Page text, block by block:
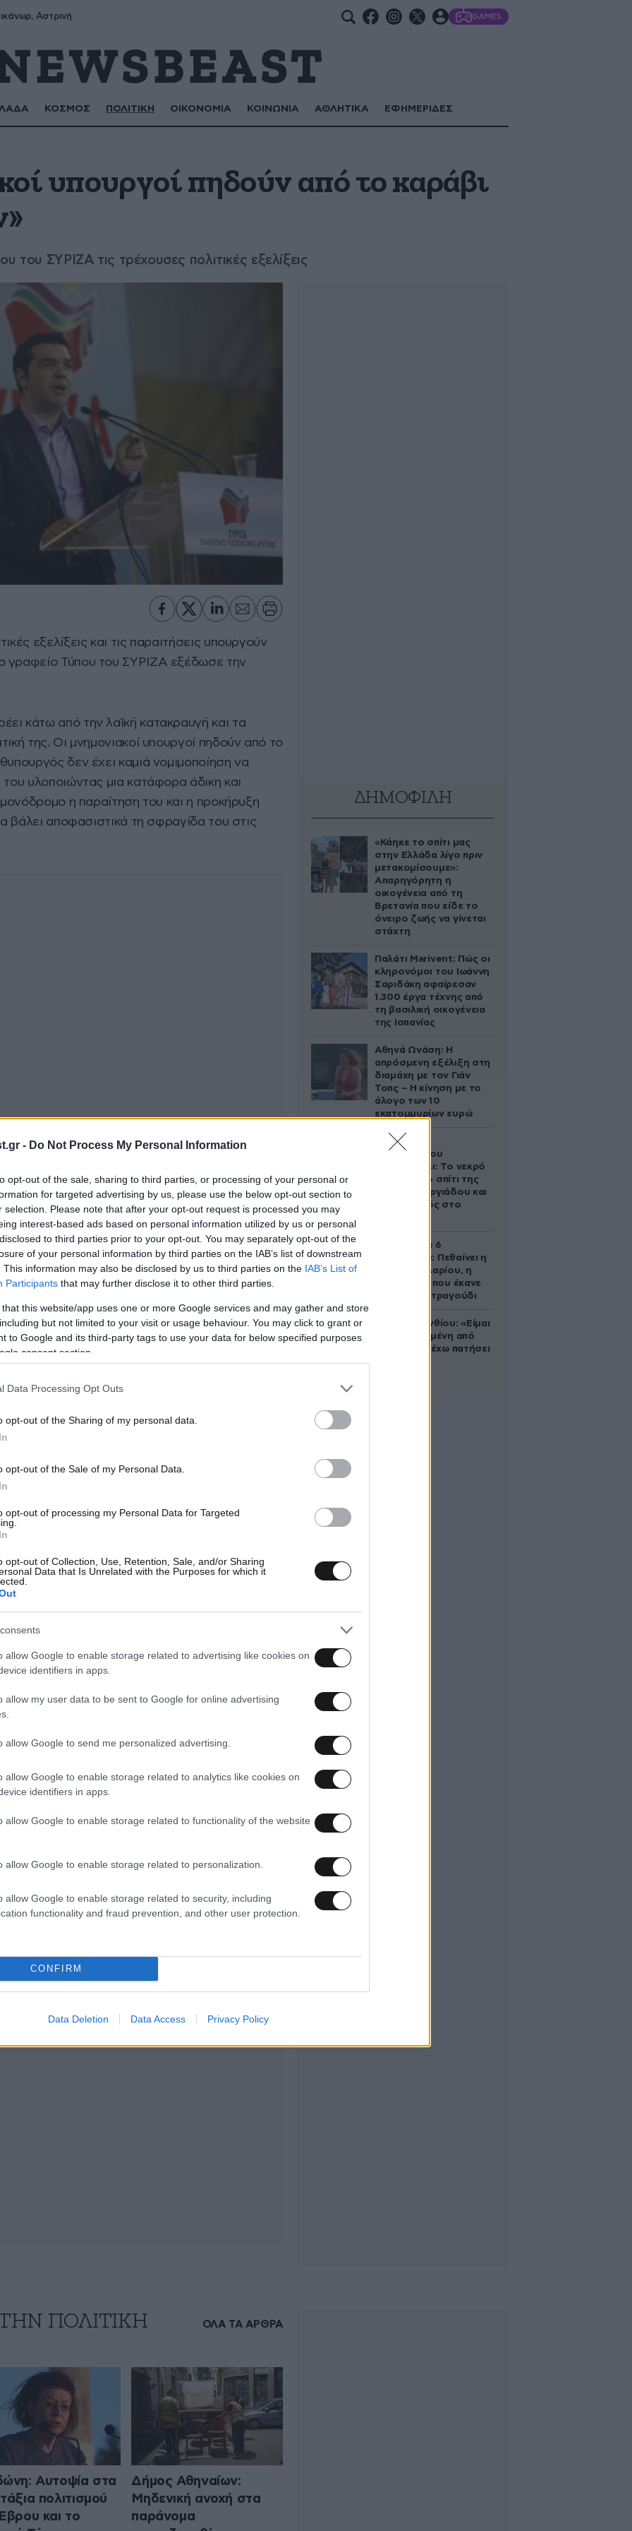
- Do Not Process My Personal Information
opt-out of the sale, sharing to third parties, or processing of your personal or
for targeted advertising by us, please use the below opt-out section to
selection. Please note that after your opt-out request is processed you may
interest-based ads based on personal information utilized by us or personal
to third parties prior to your opt-out. You may separately opt-out of the
of your personal information by third parties on the IAB’s list of downstream
This information may also be disclosed by us to third parties on the IAB’s List of
Participants that may further disclose it to other third parties.
that this website/app uses one or more Google services and may gather and store
but not limited to your visit or usage behaviour. You may click to grant or
to Google and its third-party tags to use your data for below specified purposes
consent section.
Data Processing Opt Outs
opt-out of the Sharing of my personal data.
opt-out of the Sale of my Personal Data.
opt-out of processing my Personal Data for Targeted
opt-out of Collection, Use, Retention, Sale, and/or Sharing
Data that Is Unrelated with the Purposes for which it
allow Google to enable storage related to advertising like cookies on
identifiers in apps.
allow my user data to be sent to Google for online advertising
allow Google to send me personalized advertising.
allow Google to enable storage related to analytics like cookies on
identifiers in apps.
allow Google to enable storage related to functionality of the website
allow Google to enable storage related to personalization.
allow Google to enable storage related to security, including
functionality and fraud prevention, and other user protection.
CONFIRM
Data Deletion Data Access Privacy Policy
Αστρινή GAMES
ΚΟΣΜΟΣ ΠΟΛΙΤΙΚΗ ΟΙΚΟΝΟΜΙΑ ΚΟΙΝΩΝΙΑ ΑΘΛΗΤΙΚΑ ΕΦΗΜΕΡΙΔΕΣ
υπουργοί πηδούν από το καράβι
του ΣΥΡΙΖΑ τις τρέχουσες πολιτικές εξελίξεις
εξελίξεις και τις παραιτήσεις υπουργούν
γραφείο Τύπου του ΣΥΡΙΖΑ εξέδωσε την
κάτω από την λαϊκή κατακραυγή και τα
της. Οι μνημονιακοί υπουργοί πηδούν από το
δεν έχει καμιά νομιμοποίηση να
υλοποιώντας μια κατάφορα άδικη και
μονόδρομο η παραίτηση του και η προκήρυξη
βάλει αποφασιστικά τη σφραγίδα του στις
για μια νέα πολιτική αντιμνημονιακή
ριζοσπαστική και ανανεωτική αριστερά με
με όλες τις δυνάμεις ανταποκρινόμενη
μια νέα πορεία για τον τόπο και την
για όλους»
όχι οι προθέσεις»
του Χ. Παπουτσή
η συνεδρίαση του υπουργικού
ΔΗΜΟΦΙΛΗ
«Κάηκε το σπίτι μας
στην Ελλάδα λίγο πριν
μετακομίσουμε»:
Απαρηγόρητη η
οικογένεια από τη
Βρετανία που είδε το
όνειρο ζωής να γίνεται
στάχτη
Παλάτι Marivent: Πώς οι
κληρονόμοι του Ιωάννη
Σαριδάκη αφαίρεσαν
1.300 έργα τέχνης από
τη βασιλική οικογένεια
της Ισπανίας
Αθηνά Ωνάση: Η
απρόσμενη εξέλιξη στη
διαμάχη με τον Γιάν
Τοπς – Η κίνηση με το
άλογο των 10
εκατομμυρίων ευρώ
Ο Στράτος
Τζώρτζογλου
αποκαλύπτει: Το νεκρό
έμβρυο στο σπίτι της
Μαρίας Γεωργιάδου και
ο εγκλεισμός στο
Σαν σήμερα 6
Αυγούστου: Πεθαίνει η
Ρίτα Σακελλαρίου, η
λαϊκή ντίβα που έκανε
τη ζωή της τραγούδι
Μαρία Κορινθίου: «Είμαι
πιο ευτυχισμένη από
ποτέ – Ναι, έχω πατήσει
ΠΟΛΙΤΙΚΗ ΟΛΑ ΤΑ ΑΡΘΡΑ
Αυτοψία στα
πολιτισμού
και το
Δήμος Αθηναίων:
Μηδενική ανοχή στα
παράνομα